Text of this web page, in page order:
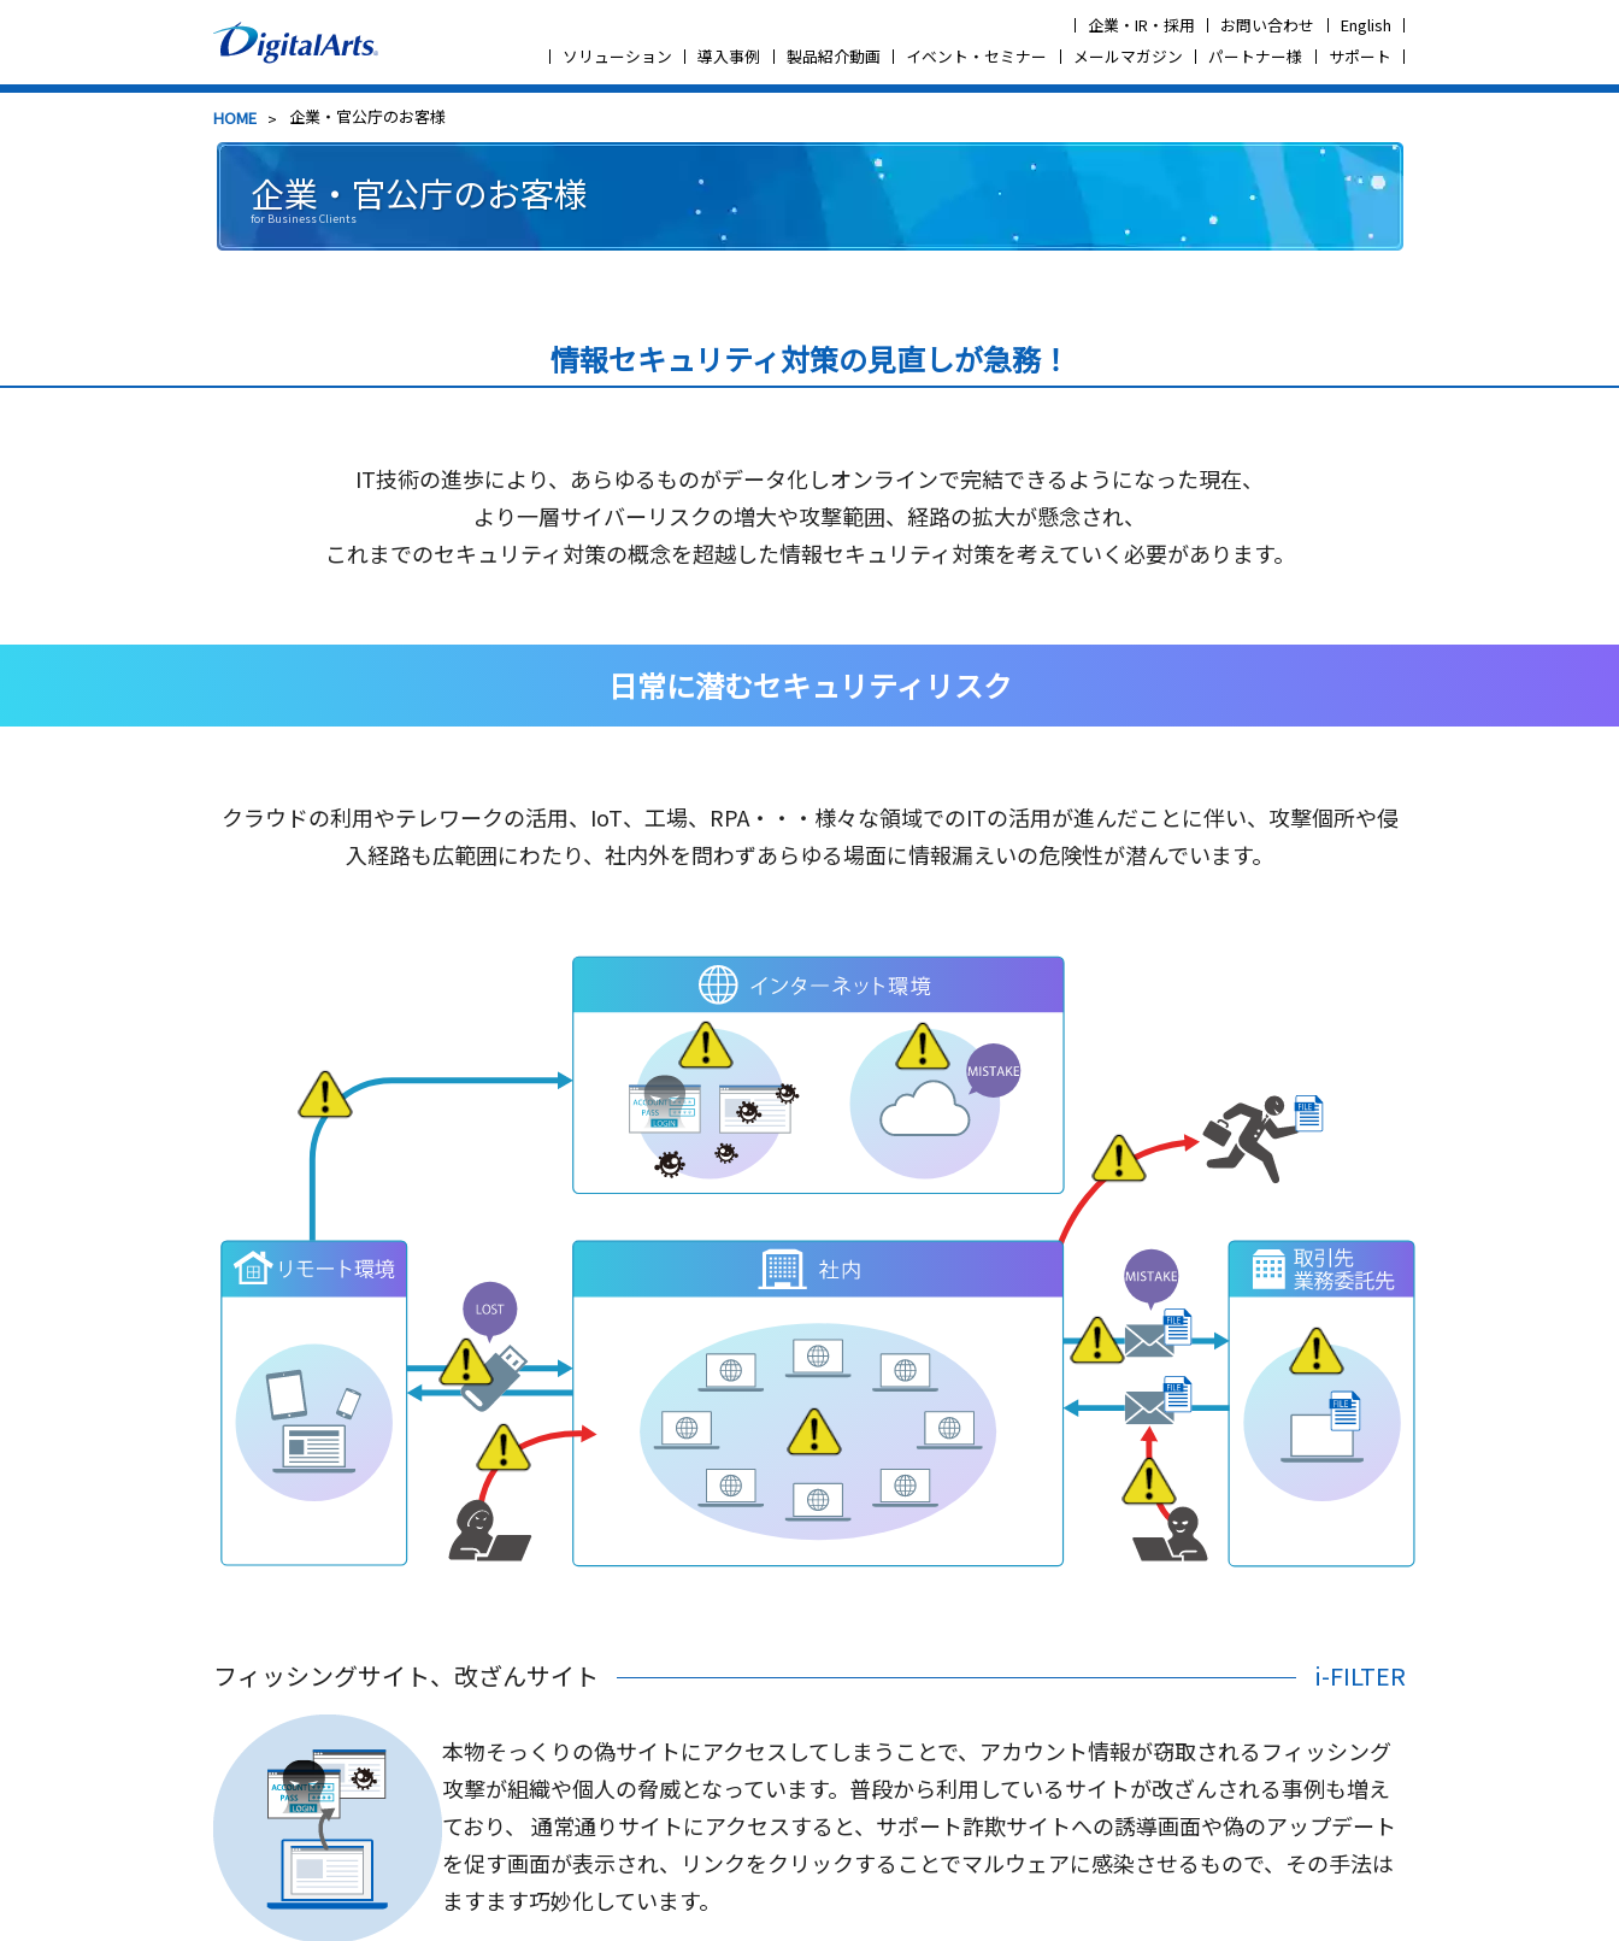
企業・IR・採用 お問い合わせ
English
ソリューション
導入事例 製品紹介動画 イベント・セミナー メールマガジン パートナー様 サポート
HOME > 企業・官公庁のお客様
企業・官公庁のお客様
for Business Clients
情報セキュリティ対策の見直しが急務！
IT技術の進歩により、あらゆるものがデータ化しオンラインで完結できるようになった現在、
より一層サイバーリスクの増大や攻撃範囲、経路の拡大が懸念され、
これまでのセキュリティ対策の概念を超越した情報セキュリティ対策を考えていく必要があります。
日常に潜むセキュリティリスク
クラウドの利用やテレワークの活用、IoT、工場、RPA・・・様々な領域でのITの活用が進んだことに伴い、攻撃個所や侵
入経路も広範囲にわたり、社内外を問わずあらゆる場面に情報漏えいの危険性が潜んでいます。
フィッシングサイト、改ざんサイト i-FILTER
本物そっくりの偽サイトにアクセスしてしまうことで、アカウント情報が窃取されるフィッシング
攻撃が組織や個人の脅威となっています。普段から利用しているサイトが改ざんされる事例も増え
ており、 通常通りサイトにアクセスすると、サポート詐欺サイトへの誘導画面や偽のアップデート
を促す画面が表示され、リンクをクリックすることでマルウェアに感染させるもので、その手法は
ますます巧妙化しています。